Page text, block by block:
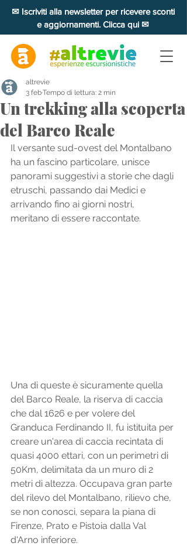
✉ Iscriviti alla newsletter per ricevere sconti
e aggiornamenti. Clicca qui ✉
Un trekking alla scoperta
del Barco Reale
altrevie
3 febTempo di lettura: 2 min
Il versante sud-ovest del Montalbano
ha un fascino particolare, unisce
panorami suggestivi a storie che dagli
etruschi, passando dai Medici e
arrivando fino ai giorni nostri,
meritano di essere raccontate.
Una di queste è sicuramente quella
del Barco Reale, la riserva di caccia
che dal 1626 e per volere del
Granduca Ferdinando II, fu istituita per
creare un'area di caccia recintata di
quasi 4000 ettari, con un perimetri di
50Km, delimitata da un muro di 2
metri di altezza. Occupava gran parte
del rilevo del Montalbano, rilievo che,
se non conosci, separa la piana di
Firenze, Prato e Pistoia dalla Val
d'Arno inferiore.